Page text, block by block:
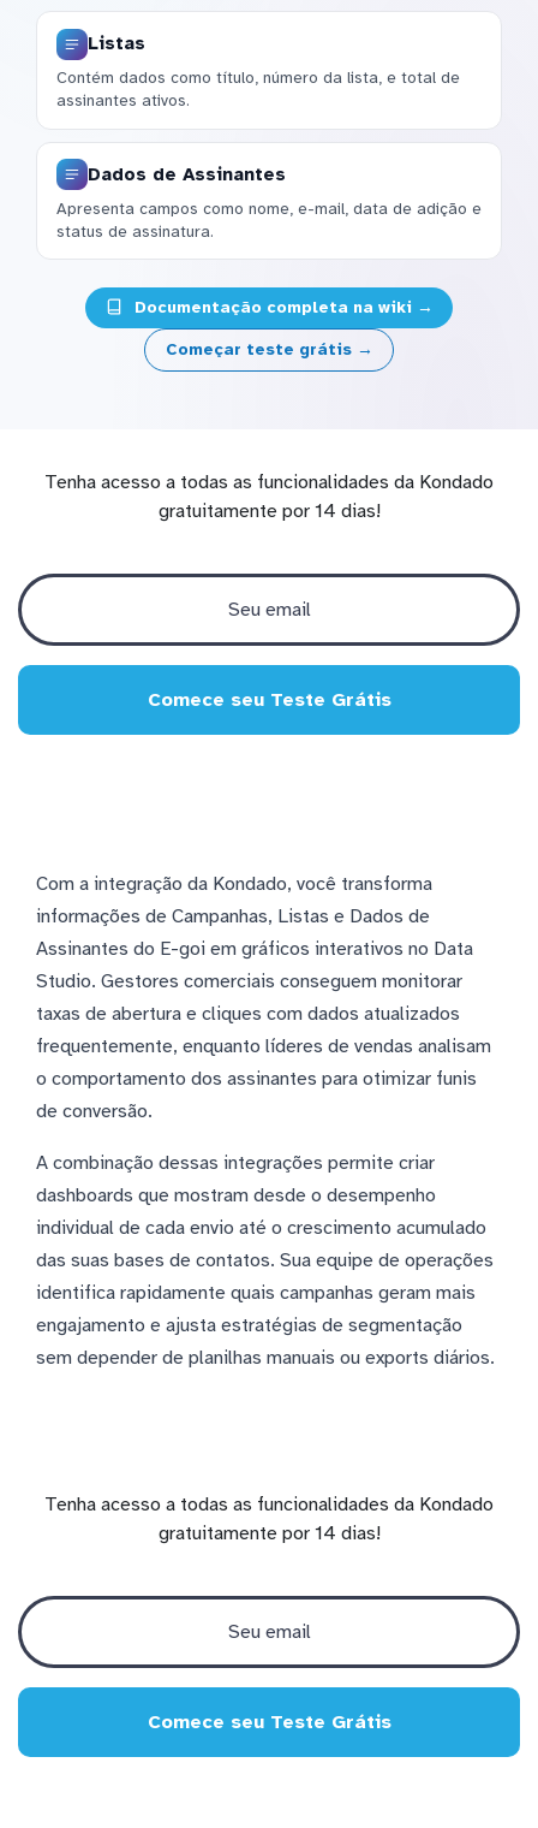
Listas
Contém dados como título, número da lista, e total de
assinantes ativos.
Dados de Assinantes
Apresenta campos como nome, e-mail, data de adição e
status de assinatura.
Documentação completa na wiki →
Começar teste grátis →
Tenha acesso a todas as funcionalidades da Kondado
gratuitamente por 14 dias!
Comece seu Teste Grátis
Com a integração da Kondado, você transforma
informações de Campanhas, Listas e Dados de
Assinantes do E-goi em gráficos interativos no Data
Studio. Gestores comerciais conseguem monitorar
taxas de abertura e cliques com dados atualizados
frequentemente, enquanto líderes de vendas analisam
o comportamento dos assinantes para otimizar funis
de conversão.
A combinação dessas integrações permite criar
dashboards que mostram desde o desempenho
individual de cada envio até o crescimento acumulado
das suas bases de contatos. Sua equipe de operações
identifica rapidamente quais campanhas geram mais
engajamento e ajusta estratégias de segmentação
sem depender de planilhas manuais ou exports diários.
Tenha acesso a todas as funcionalidades da Kondado
gratuitamente por 14 dias!
Comece seu Teste Grátis